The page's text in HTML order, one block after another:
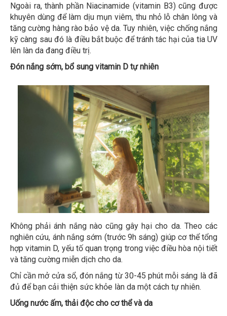
Ngoài ra, thành phần Niacinamide (vitamin B3) cũng được
khuyên dùng để làm dịu mụn viêm, thu nhỏ lỗ chân lông và
tăng cường hàng rào bảo vệ da. Tuy nhiên, việc chống nắng
kỹ càng sau đó là điều bắt buộc để tránh tác hại của tia UV
lên làn da đang điều trị.
Đón nắng sớm, bổ sung vitamin D tự nhiên
Không phải ánh nắng nào cũng gây hại cho da. Theo các
nghiên cứu, ánh nắng sớm (trước 9h sáng) giúp cơ thể tổng
hợp vitamin D, yếu tố quan trọng trong việc điều hòa nội tiết
và tăng cường miễn dịch cho da.
Chỉ cần mở cửa sổ, đón nắng từ 30-45 phút mỗi sáng là đã
đủ để bạn cải thiện sức khỏe làn da một cách tự nhiên.
Uống nước ấm, thải độc cho cơ thể và da